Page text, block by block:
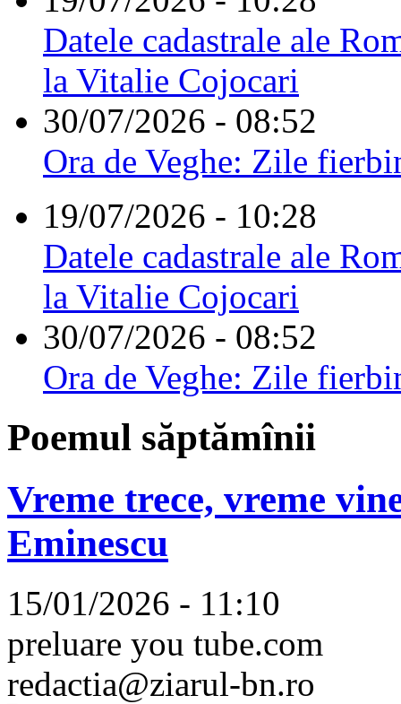
Datele cadastrale ale
la Vitalie Cojocari
30/07/2026 - 08:52
Ora de Veghe: Zile
19/07/2026 - 10:28
Datele cadastrale ale
la Vitalie Cojocari
30/07/2026 - 08:52
Ora de Veghe: Zile
Poemul săptămînii
Vreme trece, vreme
Eminescu
15/01/2026 - 11:10
preluare you tube.com
redactia@ziarul-bn.ro